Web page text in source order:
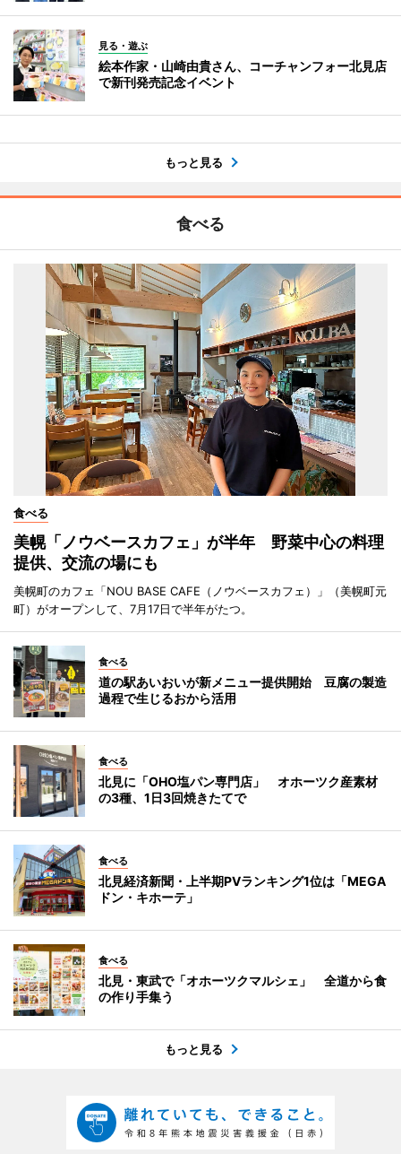
見る・遊ぶ
絵本作家・山崎由貴さん、コーチャンフォー北見店
で新刊発売記念イベント
もっと見る
食べる
食べる
美幌「ノウベースカフェ」が半年 野菜中心の料理
提供、交流の場にも
美幌町のカフェ「NOU BASE CAFE（ノウベースカフェ）」（美幌町元
町）がオープンして、7月17日で半年がたつ。
食べる
道の駅あいおいが新メニュー提供開始 豆腐の製造
過程で生じるおから活用
食べる
北見に「OHO塩パン専門店」 オホーツク産素材
の3種、1日3回焼きたてで
食べる
北見経済新聞・上半期PVランキング1位は「MEGA
ドン・キホーテ」
食べる
北見・東武で「オホーツクマルシェ」 全道から食
の作り手集う
もっと見る